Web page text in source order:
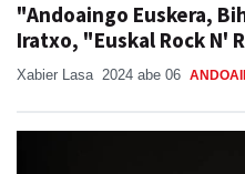
"Andoaingo Euskera,
Iratxo, "Euskal Rock N'
Xabier Lasa 2024 abe 06